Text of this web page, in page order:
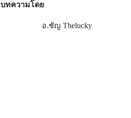
บทความโดย